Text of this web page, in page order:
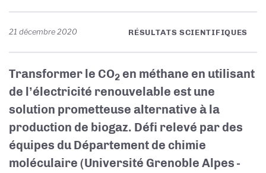
21 décembre 2020 RÉSULTATS SCIENTIFIQUES
Transformer le CO2 en méthane en utilisant
de l’électricité renouvelable est une
solution prometteuse alternative à la
production de biogaz. Défi relevé par des
équipes du Département de chimie
moléculaire (Université Grenoble Alpes -